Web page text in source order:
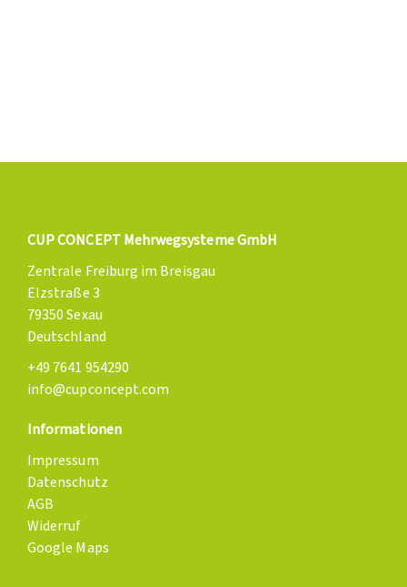
CUP CONCEPT Mehrwegsysteme GmbH
Zentrale Freiburg im Breisgau
Elzstraße 3
79350 Sexau
Deutschland
+49 7641 954290
info@cupconcept.com
Informationen
Impressum
Datenschutz
AGB
Widerruf
Google Maps